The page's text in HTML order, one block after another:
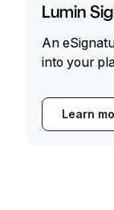
Lumin
An
into your
Learn